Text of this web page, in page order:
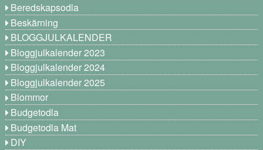
Beredskapsodla
Beskärning
BLOGGJULKALENDER
Bloggjulkalender 2023
Bloggjulkalender 2024
Bloggjulkalender 2025
Blommor
Budgetodla
Budgetodla Mat
DIY